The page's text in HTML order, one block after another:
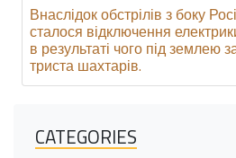
Внаслідок обстрілів з боку
сталося відключення
в результаті чого під
триста шахтарів.
CATEGORIES